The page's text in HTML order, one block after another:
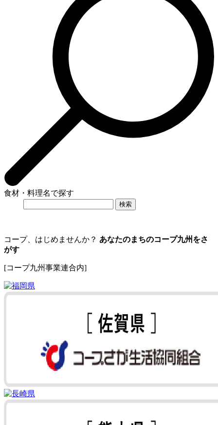
食材・料理名で探す
コープ、はじめませんか？ あなたのまちのコープ九州をさ
がす
[コープ九州事業連合内]